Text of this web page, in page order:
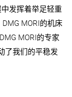
中发挥着举足轻重
MORI的机床
MORI的专家
了我们的平稳发